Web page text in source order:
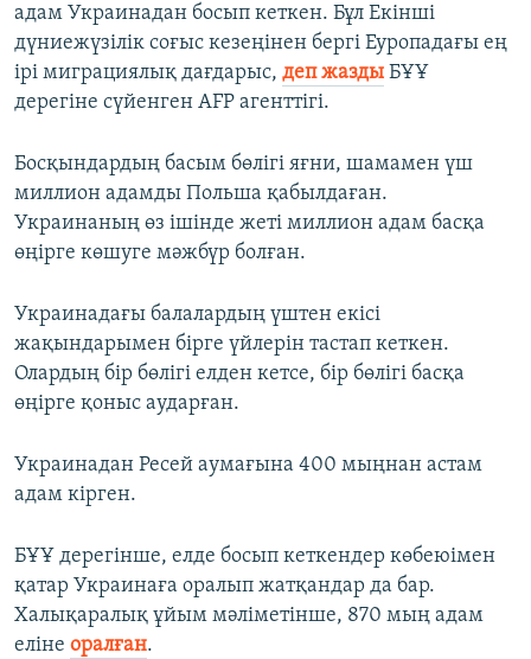
адам Украинадан босып кеткен. Бұл Екінші
дүниежүзілік соғыс кезеңінен бергі Еуропадағы ең
ірі миграциялық дағдарыс, деп жазды БҰҰ
дерегіне сүйенген AFP агенттігі.
Босқындардың басым бөлігі яғни, шамамен үш
миллион адамды Польша қабылдаған.
Украинаның өз ішінде жеті миллион адам басқа
өңірге көшуге мәжбүр болған.
Украинадағы балалардың үштен екісі
жақындарымен бірге үйлерін тастап кеткен.
Олардың бір бөлігі елден кетсе, бір бөлігі басқа
өңірге қоныс аударған.
Украинадан Ресей аумағына 400 мыңнан астам
адам кірген.
БҰҰ дерегінше, елде босып кеткендер көбеюімен
қатар Украинаға оралып жатқандар да бар.
Халықаралық ұйым мәліметінше, 870 мың адам
еліне оралған.